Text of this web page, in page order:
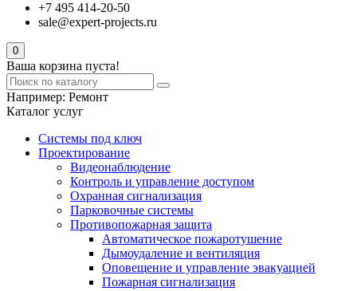
+7 495 414-20-50
sale@expert-projects.ru
0
Ваша корзина пуста!
Например: Ремонт
Каталог услуг
Системы под ключ
Проектирование
Видеонаблюдение
Контроль и управление доступом
Охранная сигнализация
Парковочные системы
Противопожарная защита
Автоматическое пожаротушение
Дымоудаление и вентиляция
Оповещение и управление эвакуацией
Пожарная сигнализация